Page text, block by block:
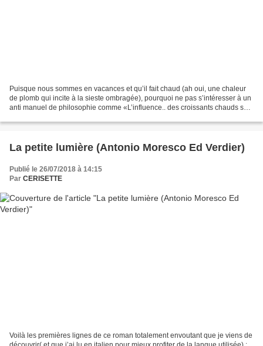
Puisque nous sommes en vacances et qu’il fait chaud (ah oui, une chaleur
de plomb qui incite à la sieste ombragée), pourquoi ne pas s’intéresser à un
anti manuel de philosophie comme «L’influence.. des croissants chauds sur
La petite lumière (Antonio Moresco Ed Verdier)
Publié le 26/07/2018 à 14:15
Par CERISETTE
Voilà les premières lignes de ce roman totalement envoutant que je viens de